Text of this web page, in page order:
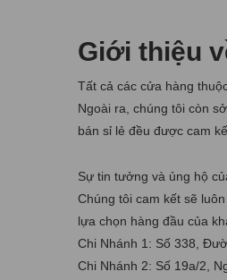
Giới thiệu
Tất cả các cửa hàng
Ngoài ra, chúng tôi còn
bán sỉ lẻ đều được cam
Sự tin tưởng và ủng hộ
Chúng tôi cam kết sẽ
lựa chọn hàng đầu của
Chi Nhánh 1: Số 338,
Chi Nhánh 2: Số 19a/2,